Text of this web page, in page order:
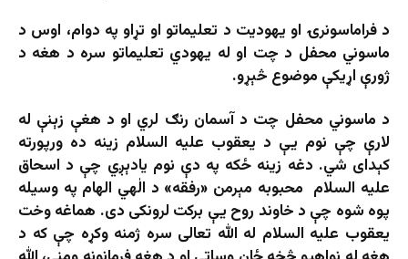
د فراماسونرۍ او يهوديت د تعليماتو او تړاو په دوام، اوس د
ماسوني محفل د چت او له يهودي تعليماتو سره د هغه د
ژورې اړيکې موضوع څېړو.
د ماسوني محفل چت د آسمان رنګ لري او د هغې زېنې له
لارې چې نوم یې د يعقوب عليه السلام زینه ده ورپورته
کېدای شي. دغه زينه ځکه په دې نوم یادېږي چې د اسحاق
عليه السلام محبوبه مېرمن «رفقه» د الٰهي الهام په وسیله
پوه شوه چې د خاوند روح یې برکت لرونکی دی. هماغه وخت
يعقوب عليه السلام له الله تعالی سره ژمنه وکړه چې که د